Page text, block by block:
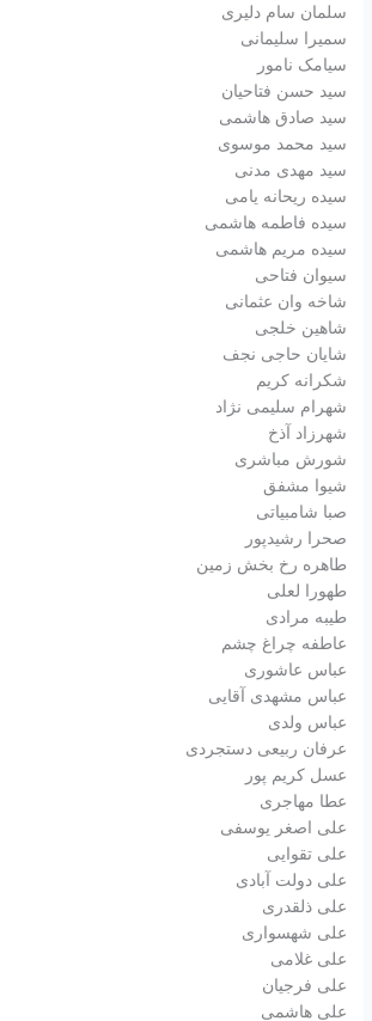
سلمان سام دلیری
سمیرا سلیمانی
سیامک نامور
سید حسن فتاحیان
سید صادق هاشمی
سید محمد موسوی
سید مهدی مدنی
سیده ریحانه یامی
سیده فاطمه هاشمی
سیده مریم هاشمی
سیوان فتاحی
شاخه وان عثمانی
شاهین خلجی
شایان حاجی نجف
شکرانه کریم
شهرام سلیمی نژاد
شهرزاد آذخ
شورش مباشری
شیوا مشفق
صبا شامبیاتی
صحرا رشیدپور
طاهره رخ بخش زمین
طهورا لعلی
طیبه مرادی
عاطفه چراغ چشم
عباس عاشوری
عباس مشهدی آقایی
عباس ولدی
عرفان ربیعی دستجردی
عسل کریم پور
عطا مهاجری
علی اصغر یوسفی
علی تقوایی
علی دولت آبادی
علی ذلقدری
علی شهسواری
علی غلامی
علی فرجیان
علی هاشمی